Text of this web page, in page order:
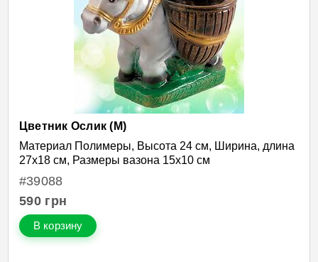
Цветник Ослик (М)
Материал Полимеры, Высота 24 см, Ширина, длина
27х18 см, Размеры вазона 15х10 см
#39088
590 грн
В корзину